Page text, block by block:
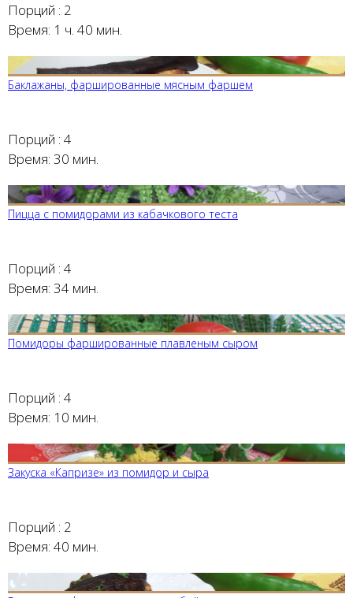
Порций : 2
Время: 1 ч. 40 мин.
Баклажаны, фаршированные мясным фаршем
Порций : 4
Время: 30 мин.
Пицца с помидорами из кабачкового теста
Порций : 4
Время: 34 мин.
Помидоры фаршированные плавленым сыром
Порций : 4
Время: 10 мин.
Закуска «Капризе» из помидор и сыра
Порций : 2
Время: 40 мин.